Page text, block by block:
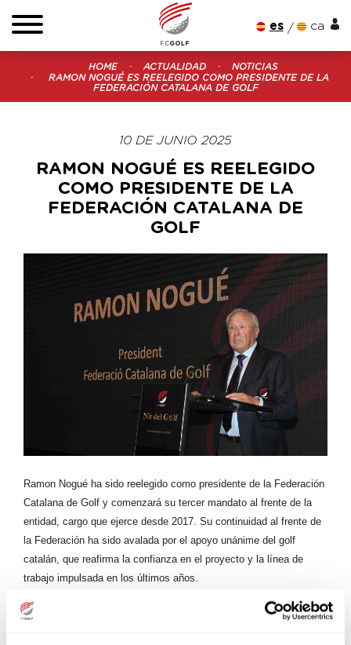
es ca
HOME ACTUALIDAD
NOTICIAS
RAMON NOGUÉ ES REELEGIDO COMO PRESIDENTE DE LA
FEDERACIÓN CATALANA DE GOLF
10 DE JUNIO 2025
RAMON NOGUÉ ES REELEGIDO
COMO PRESIDENTE DE LA
FEDERACIÓN CATALANA DE
GOLF
Ramon Nogué ha sido reelegido como presidente de la Federación
Catalana de Golf y comenzará su tercer mandato al frente de la
entidad, cargo que ejerce desde 2017. Su continuidad al frente de
la Federación ha sido avalada por el apoyo unánime del golf
catalán, que reafirma la confianza en el proyecto y la línea de
trabajo impulsada en los últimos años.
Con esta reelección, Nogué se consolida como una figura clave en